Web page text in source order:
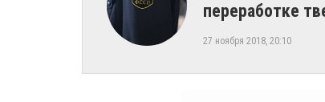
переработке
27 ноября 2018, 20:10